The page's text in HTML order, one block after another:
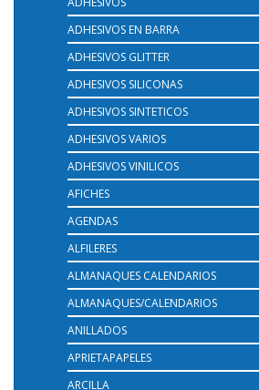
ADHESIVOS EN BARRA
ADHESIVOS GLITTER
ADHESIVOS SILICONAS
ADHESIVOS SINTETICOS
ADHESIVOS VARIOS
ADHESIVOS VINILICOS
AFICHES
AGENDAS
ALFILERES
ALMANAQUES CALENDARIOS
ALMANAQUES/CALENDARIOS
ANILLADOS
APRIETAPAPELES
ARCILLA